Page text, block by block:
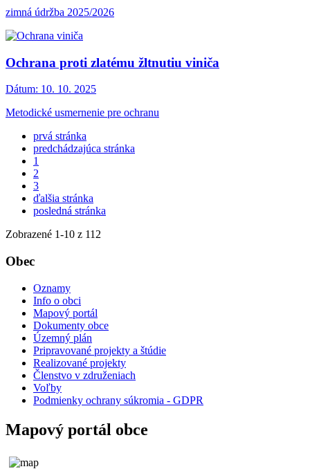
zimná údržba 2025/2026
Ochrana proti zlatému žltnutiu viniča
Dátum: 10. 10. 2025
Metodické usmernenie pre ochranu
prvá stránka
predchádzajúca stránka
1
2
3
ďalšia stránka
posledná stránka
Zobrazené 1-10 z 112
Obec
Oznamy
Info o obci
Mapový portál
Dokumenty obce
Územný plán
Pripravované projekty a štúdie
Realizované projekty
Členstvo v združeniach
Voľby
Podmienky ochrany súkromia - GDPR
Mapový portál obce